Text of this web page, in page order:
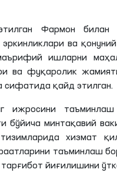
Фармон билан
эркинликлари ва
ишларни
ва фуқаролик
қайд этилган.
ижросини
бўйича минтақавий
хизмат
таъминлаш
йиғилишини